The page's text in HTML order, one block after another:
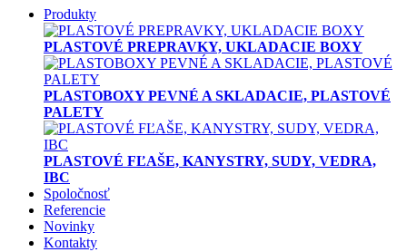
Produkty
PLASTOVÉ PREPRAVKY, UKLADACIE BOXY
PLASTOBOXY PEVNÉ A SKLADACIE, PLASTOVÉ
PALETY
PLASTOVÉ FĽAŠE, KANYSTRY, SUDY, VEDRA,
IBC
Spoločnosť
Referencie
Novinky
Kontakty